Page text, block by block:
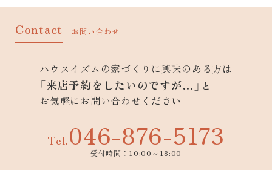
Contact お問い合わせ
ハウスイズムの家づくりに興味のある方は
「来店予約をしたいのですが…」 と
お気軽にお問い合わせください
Tel.046-876-5173
受付時間：10:00～18:00